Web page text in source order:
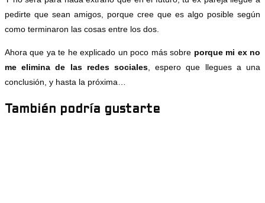
pedirte que sean amigos, porque cree que es algo posible según
como terminaron las cosas entre los dos.
Ahora que ya te he explicado un poco más sobre porque mi ex no
me elimina de las redes sociales , espero que llegues a una
conclusión, y hasta la próxima…
También podría gustarte